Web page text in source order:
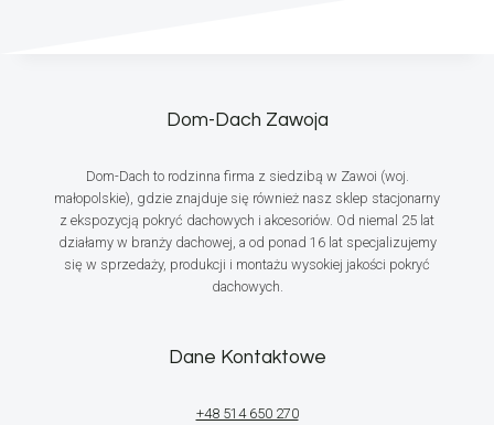
Dom-Dach Zawoja
Dom-Dach to rodzinna firma z siedzibą w Zawoi (woj.
małopolskie), gdzie znajduje się również nasz sklep stacjonarny
z ekspozycją pokryć dachowych i akcesoriów. Od niemal 25 lat
działamy w branży dachowej, a od ponad 16 lat specjalizujemy
się w sprzedaży, produkcji i montażu wysokiej jakości pokryć
dachowych.
Dane Kontaktowe
+48 514 650 270